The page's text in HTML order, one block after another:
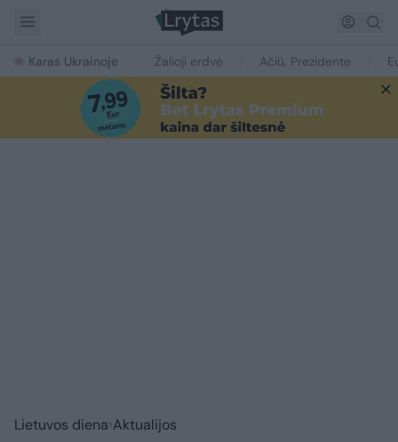
Karas Ukrainoje Žalioji erdvė Ačiū, Prezidente
Lietuvos diena Aktualijos